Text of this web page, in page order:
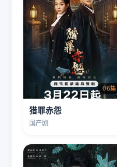
06集
猎罪赤怨
国产剧